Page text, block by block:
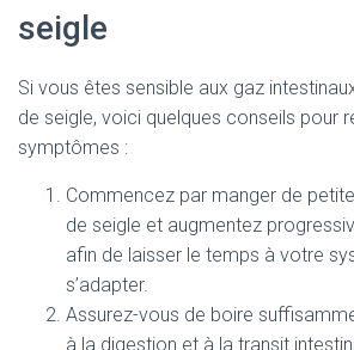
seigle
Si vous êtes sensible aux gaz
de seigle, voici quelques conseils pour
symptômes :
Commencez par manger de
de seigle et augmentez
afin de laisser le temps à votre
s’adapter.
Assurez-vous de boire
à la digestion et à la transit